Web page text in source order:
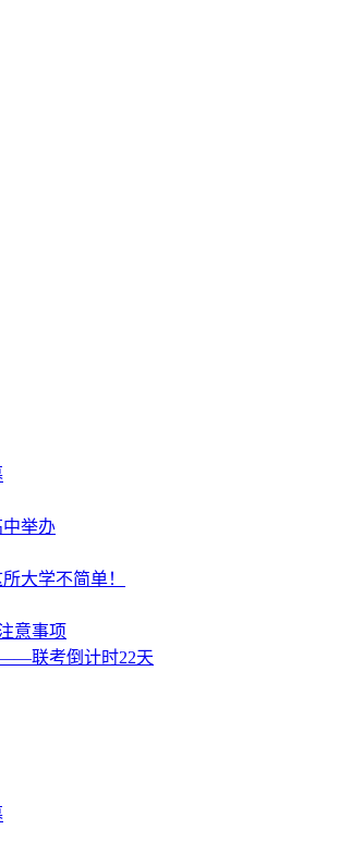
中举办
大学不简单！
意事项
联考倒计时22天